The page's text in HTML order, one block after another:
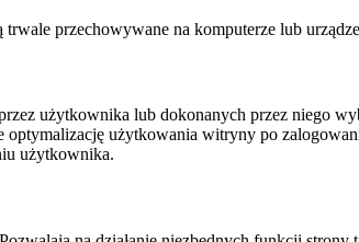
przechowywane na komputerze lub
użytkownika lub dokonanych przez niego
użytkowania witryny po
użytkownika.